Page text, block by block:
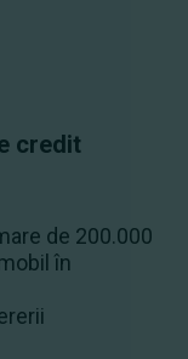
credit
de 200.000
în